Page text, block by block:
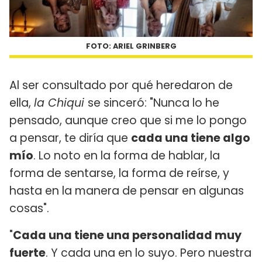
FOTO: ARIEL GRINBERG
Al ser consultado por qué heredaron de
ella, la Chiqui se sinceró: "Nunca lo he
pensado, aunque creo que si me lo pongo
a pensar, te diría que cada una tiene algo
mío. Lo noto en la forma de hablar, la
forma de sentarse, la forma de reírse, y
hasta en la manera de pensar en algunas
cosas".
"Cada una tiene una personalidad muy
fuerte. Y cada una en lo suyo. Pero nuestra